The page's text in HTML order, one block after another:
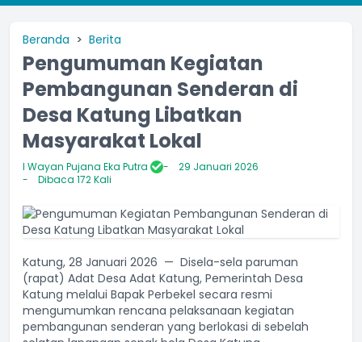
Beranda Berita
Pengumuman Kegiatan
Pembangunan Senderan di
Desa Katung Libatkan
Masyarakat Lokal
I Wayan Pujana Eka Putra
29 Januari 2026
Dibaca 172 Kali
Katung, 28 Januari 2026 — Disela-sela paruman
(rapat) Adat Desa Adat Katung, Pemerintah Desa
Katung melalui Bapak Perbekel secara resmi
mengumumkan rencana pelaksanaan kegiatan
pembangunan senderan yang berlokasi di sebelah